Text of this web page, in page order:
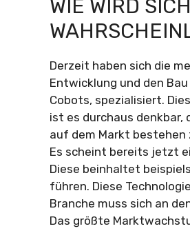
WIE WIRD
Derzeit haben sich die
Entwicklung und den
Cobots, spezialisiert.
ist es durchaus denkbar,
auf dem Markt bestehen
Es scheint bereits jetzt
Diese beinhaltet
führen. Diese
Branche muss sich an
Das größte